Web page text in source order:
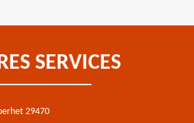
SERVICES
29470